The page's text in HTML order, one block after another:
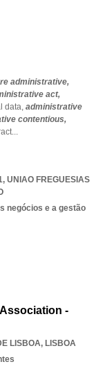
administrative,
act,
data, administrative
contentious,
...
, UNIAO FREGUESIAS
negócios e a gestão
-
LISBOA, LISBOA